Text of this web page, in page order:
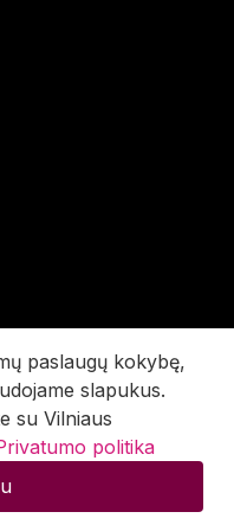
paslaugų kokybę,
slapukus.
su Vilniaus
politika